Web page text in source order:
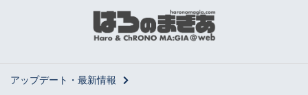
アップデート・最新情報